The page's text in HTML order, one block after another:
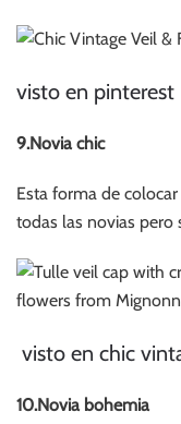
visto en pinterest
9.Novia chic
Esta forma de
todas las novias pero
visto en chic
10.Novia bohemia